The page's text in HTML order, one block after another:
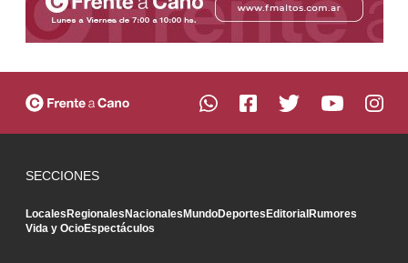
SECCIONES
Locales Regionales Nacionales MundoDeportes Editorial Rumores
Vida y OcioEspectáculos